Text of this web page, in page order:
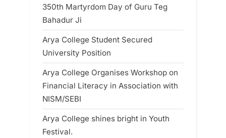
350th Martyrdom Day of Guru Teg
Bahadur Ji
Arya College Student Secured
University Position
Arya College Organises Workshop on
Financial Literacy in Association with
NISM/SEBI
Arya College shines bright in Youth
Festival.